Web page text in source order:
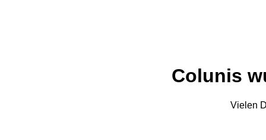
Colunis
Vielen